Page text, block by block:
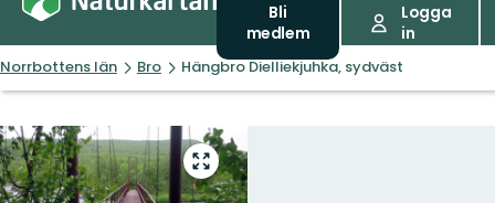
Bli
medlem
Logga
in
Norrbottens län Bro Hängbro Dielliekjuhka, sydväst
Gå
till